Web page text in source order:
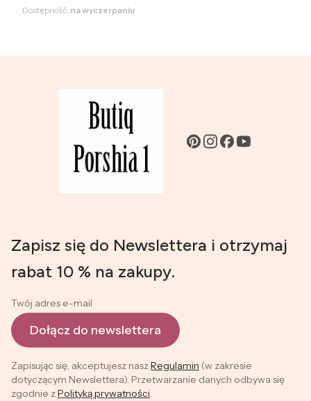
Dostępność: na wyczerpaniu
Zapisz się do Newslettera i otrzymaj
rabat 10 % na zakupy.
Twój adres e-mail
Dołącz do newslettera
Zapisując się, akceptujesz naszRegulamin (w zakresie
dotyczącym Newslettera). Przetwarzanie danych odbywa się
zgodnie zPolityką prywatności.